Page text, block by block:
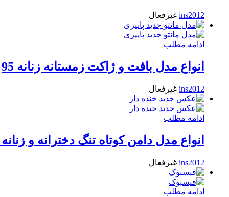
ins2012 غیرفعال
ادامه مطلب
انواع مدل بافت و ژاکت زمستانه زنانه 95
ins2012 غیرفعال
ادامه مطلب
انواع مدل دامن کوتاه تنگ دخترانه و
ins2012 غیرفعال
ادامه مطلب